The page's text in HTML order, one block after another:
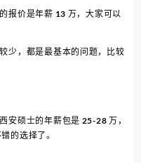
报价是年薪 13 万，大家可以
少，都是最基本的问题，比较
安硕士的年薪包是 25-28 万，
的选择了。